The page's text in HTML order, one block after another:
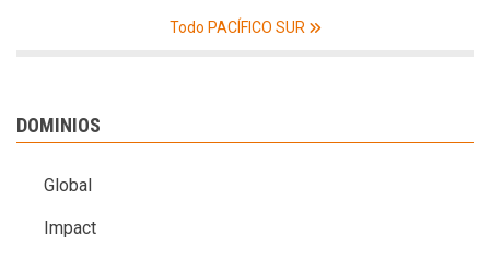
Todo PACÍFICO SUR
DOMINIOS
Global
Impact